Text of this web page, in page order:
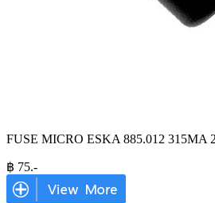
FUSE MICRO ESKA 885.012 315MA
฿ 75.-